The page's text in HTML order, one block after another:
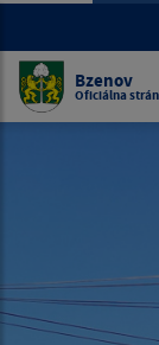
Bzenov
Oficiálna